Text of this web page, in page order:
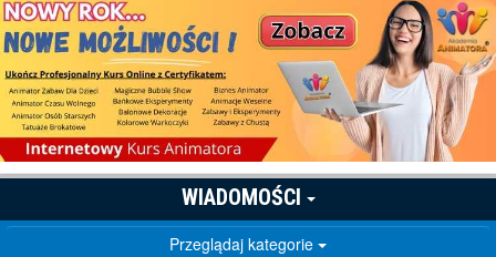
WIADOMOŚCI
Przeglądaj kategorie